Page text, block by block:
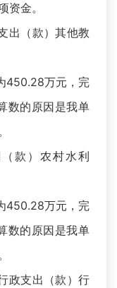
资金。
（款）其他教
万元，完
数的原因是我单
款）农村水利
万元，完
数的原因是我单
支出（款）行